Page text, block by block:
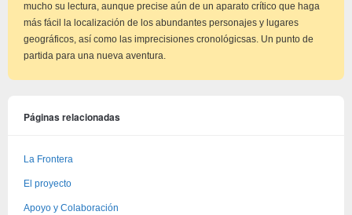
mucho su lectura, aunque precise aún de un aparato crítico que haga
más fácil la localización de los abundantes personajes y lugares
geográficos, así como las imprecisiones cronológicsas. Un punto de
partida para una nueva aventura.
Páginas relacionadas
La Frontera
El proyecto
Apoyo y Colaboración